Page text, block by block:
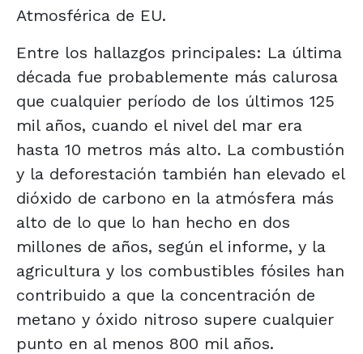
Atmosférica de EU.
Entre los hallazgos principales: La última
década fue probablemente más calurosa
que cualquier período de los últimos 125
mil años, cuando el nivel del mar era
hasta 10 metros más alto. La combustión
y la deforestación también han elevado el
dióxido de carbono en la atmósfera más
alto de lo que lo han hecho en dos
millones de años, según el informe, y la
agricultura y los combustibles fósiles han
contribuido a que la concentración de
metano y óxido nitroso supere cualquier
punto en al menos 800 mil años.